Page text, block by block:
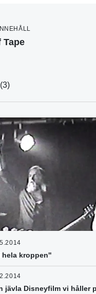
Tape
(3)
hela kroppen''
jävla Disneyfilm vi håller